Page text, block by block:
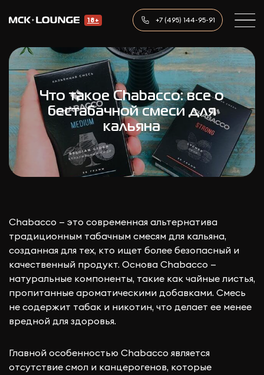
18+ +7 (495) 144-95-91
Что такое Chabacco: все о
бестабачной смеси для
кальяна
Chabacco — это современная альтернатива
традиционным табачным смесям для кальяна,
созданная для тех, кто ищет более безопасный и
качественный продукт. Основа Chabacco —
натуральные компоненты, такие как чайные листья,
пропитанные ароматическими добавками. Смесь
не содержит табак и никотин, что делает ее менее
вредной для здоровья.
Главной особенностью Chabacco является
отсутствие смол и канцерогенов, которые